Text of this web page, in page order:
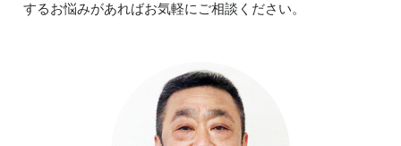
するお悩みがあればお気軽にご相談ください。